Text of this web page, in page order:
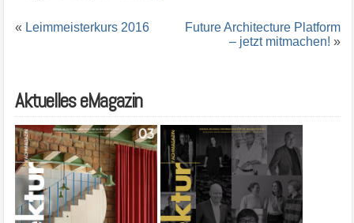
« Leimmeisterkurs 2016
Future Architecture Platform
– jetzt mitmachen! »
Aktuelles eMagazin